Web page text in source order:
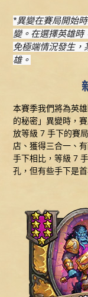
*異變在賽局開始
變。在選擇英雄時
免極端情況發生，
雄。
本賽季我們將為英
的秘密」異變時，
放等級 7 手下的賽
店、獲得三合一、
手下相比，等級 7
孔，但有些手下是首